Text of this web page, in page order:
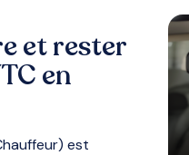
et rester
en
est